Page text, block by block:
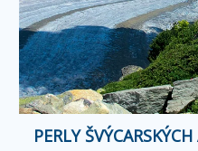
PERLY